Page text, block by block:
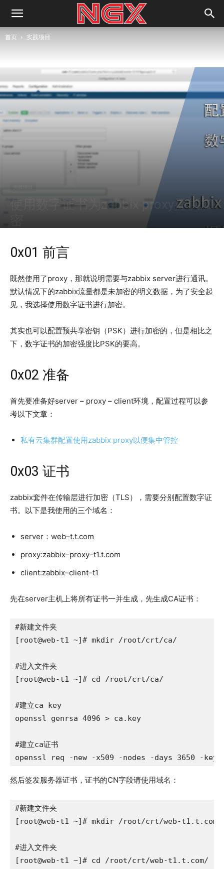
首页 实践项目
使用数字证书为zabbix proxy提供加
0x01 前言
既然使用了proxy，那就说明需要与zabbix server进行通讯。
默认情况下的zabbix流量都是未加密的明文数据，为了安全起
见，我选择使用数字证书进行加密。
其实也可以配置预共享密钥（PSK）进行加密的，但是相比之
下，数字证书的加密强度比PSK的要高。
0x02 准备
首先要准备好server – proxy – client环境，配置过程可以参
考以下文章：
私有云集群配置使用zabbix proxy以便集中管控
0x03 证书
zabbix套件在传输层进行加密（TLS），需要分别配置数字证
书。以下是我使用的三个域名：
server： web–t.t.com
proxy:zabbix–proxy–t1.t.com
client:zabbix–client–t1
先在server主机上将所有证书一并生成，先生成CA证书：
#新建文件夹
[root@web-t1 ~]# mkdir /root/crt/ca/
#进入文件夹
[root@web-t1 ~]# cd /root/crt/ca/
#建立ca key
openssl genrsa 4096 > ca.key
#建立ca证书
openssl req -new -x509 -nodes -days 3650 -key
然后签发服务器证书，证书的CN字段请使用域名：
#新建文件夹
[root@web-t1 ~]# mkdir /root/crt/web-t1.t.com/
#进入文件夹
[root@web-t1 ~]# cd /root/crt/web-t1.t.com/